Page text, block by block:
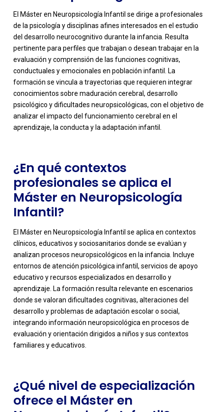
El Máster en Neuropsicología Infantil se dirige a profesionales
de la psicología y disciplinas afines interesados en el estudio
del desarrollo neurocognitivo durante la infancia. Resulta
pertinente para perfiles que trabajan o desean trabajar en la
evaluación y comprensión de las funciones cognitivas,
conductuales y emocionales en población infantil. La
formación se vincula a trayectorias que requieren integrar
conocimientos sobre maduración cerebral, desarrollo
psicológico y dificultades neuropsicológicas, con el objetivo de
analizar el impacto del funcionamiento cerebral en el
aprendizaje, la conducta y la adaptación infantil.
-
¿En qué contextos
profesionales se aplica el
Máster en Neuropsicología
Infantil?
El Máster en Neuropsicología Infantil se aplica en contextos
clínicos, educativos y sociosanitarios donde se evalúan y
analizan procesos neuropsicológicos en la infancia. Incluye
entornos de atención psicológica infantil, servicios de apoyo
educativo y recursos especializados en desarrollo y
aprendizaje. La formación resulta relevante en escenarios
donde se valoran dificultades cognitivas, alteraciones del
desarrollo y problemas de adaptación escolar o social,
integrando información neuropsicológica en procesos de
evaluación y orientación dirigidos a niños y sus contextos
familiares y educativos.
-
¿Qué nivel de especialización
ofrece el Máster en